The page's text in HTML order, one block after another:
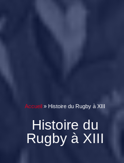
Accueil » Histoire du Rugby à XIII
Histoire du
Rugby à XIII